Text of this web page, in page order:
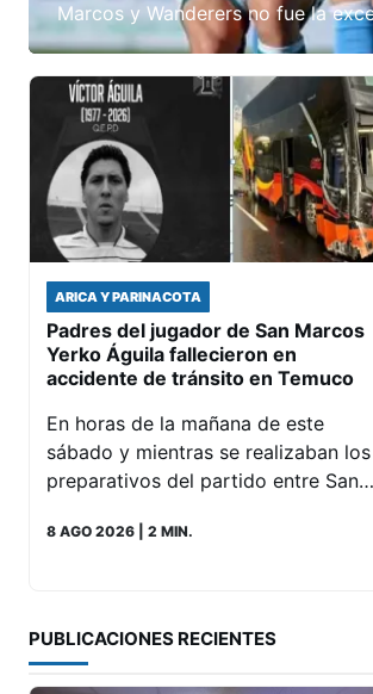
Marcos y Wanderers no fue la
ARICA Y PARINACOTA
Padres del jugador de San Marcos
Yerko Águila fallecieron en
accidente de tránsito en Temuco
En horas de la mañana de este
sábado y mientras se realizaban los
preparativos del partido entre San…
8 AGO 2026 | 2 MIN.
PUBLICACIONES RECIENTES